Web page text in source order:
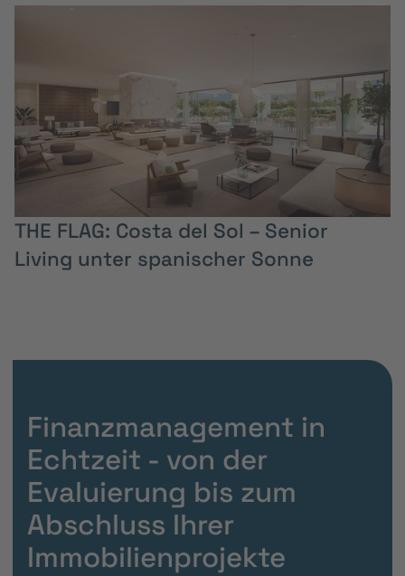
THE FLAG: Costa del Sol – Senior
Living unter spanischer Sonne
Finanzmanagement in
Echtzeit - von der
Evaluierung bis zum
Abschluss Ihrer
Immobilienprojekte